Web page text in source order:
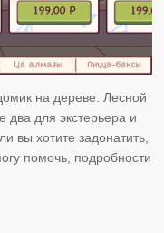
на дереве: Лесной
для экстерьера и
вы хотите задонатить,
помочь, подробности